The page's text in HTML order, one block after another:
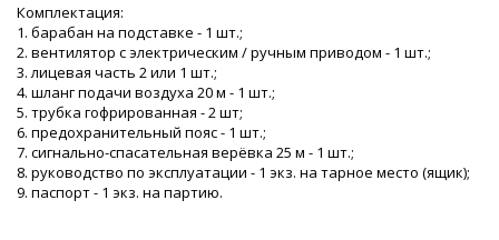
Комплектация:
1. барабан на подставке - 1 шт.;
2. вентилятор с электрическим / ручным приводом - 1 шт.;
3. лицевая часть 2 или 1 шт.;
4. шланг подачи воздуха 20 м - 1 шт.;
5. трубка гофрированная - 2 шт;
6. предохранительный пояс - 1 шт.;
7. сигнально-спасательная верёвка 25 м - 1 шт.;
8. руководство по эксплуатации - 1 экз. на тарное место (ящик);
9. паспорт - 1 экз. на партию.